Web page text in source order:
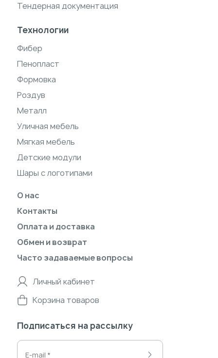
Тендерная документация
Технологии
Фибер
Пенопласт
Формовка
Роздув
Металл
Уличная мебель
Мягкая мебель
Детские модули
Шары с логотипами
О нас
Контакты
Оплата и доставка
Обмен и возврат
Часто задаваемые вопросы
Личный кабинет
Корзина товаров
Подписаться на рассылку